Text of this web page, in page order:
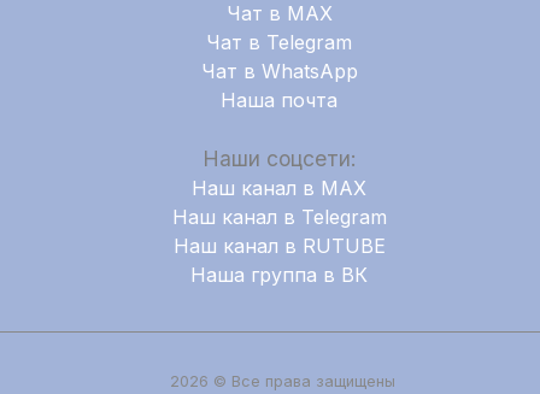
Чат в MAX
Чат в Telegram
Чат в WhatsApp
Наша почта
Наши соцсети:
Наш канал в MAX
Наш канал в Telegram
Наш канал в RUTUBE
Наша группа в ВК
2026 © Все права защищены